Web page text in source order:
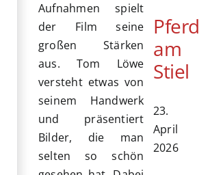
Aufnahmen spielt
der Film seine
großen Stärken
aus. Tom Löwe
versteht etwas von
seinem Handwerk
und präsentiert
Bilder, die man
selten so schön
Pferd
am
Stiel
23.
April
2026